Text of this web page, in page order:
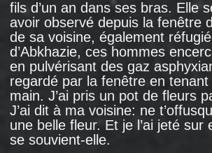
pièce de 20 m² pour sept personnes.
Immédiatement après leur installation, Niko
Djabelia, le fils de Manana,a annoncéqu’il
allait poursuivre la Russie devant la CEDH. Lui
et d’autres Géorgiens déportés, notamment
Khatouna Dzadzamia, l'étudiante réfugiée
d’Abkhazie, ont effectivement déposé des
plaintes auprès de la Cour de Strasbourg.
La famille de la défunte Manana s’est vu
accorderune indemnisation de 70 000 euros
par la CEDH, qui a reconnu que la Russie
avait violé le droit à la vie, à la liberté et
l’interdiction de la torture. Khatouna